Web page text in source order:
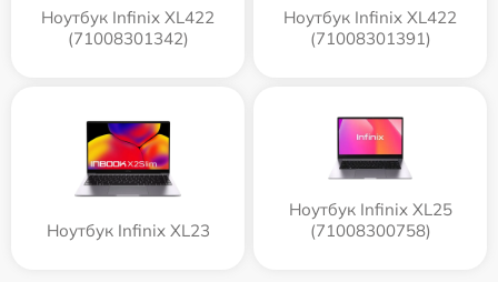
Ноутбук Infinix XL422
(71008301342)
Ноутбук Infinix XL422
(71008301391)
Ноутбук Infinix XL23
Ноутбук Infinix XL25
(71008300758)